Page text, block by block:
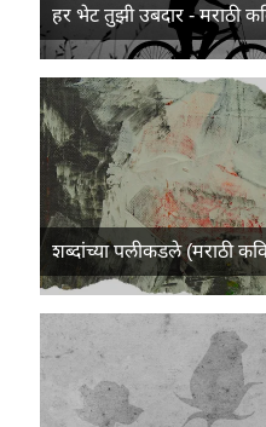
हर भेट तुझी उबदार - मराठी
शब्दांच्या पलीकडले (मराठी